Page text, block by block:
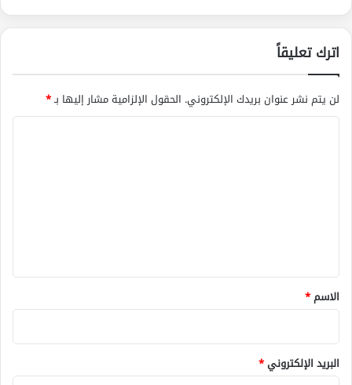
اترك تعليقاً
لن يتم نشر عنوان بريدك الإلكتروني. الحقول الإلزامية مشار إليها بـ*
*
الاسم*
البريد الإلكتروني*